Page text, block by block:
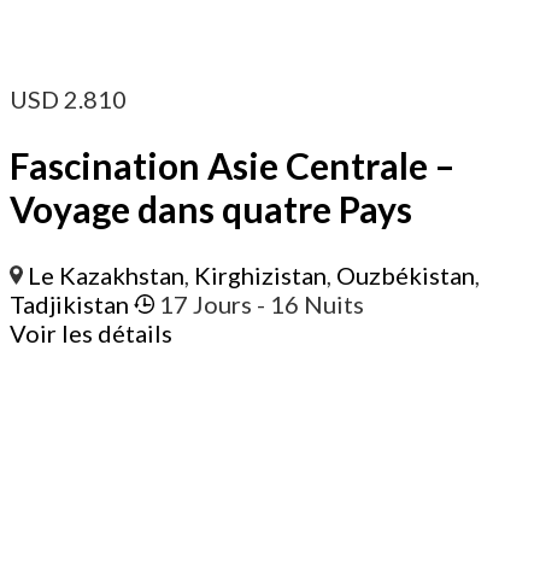
USD 2.810
Fascination Asie Centrale –
Voyage dans quatre Pays
Le Kazakhstan Kirghizistan Ouzbékistan
Tadjikistan
17 Jours - 16 Nuits
Voir les détails